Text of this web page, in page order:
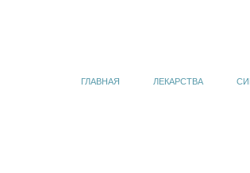
ГЛАВНАЯ ЛЕКАРСТВА